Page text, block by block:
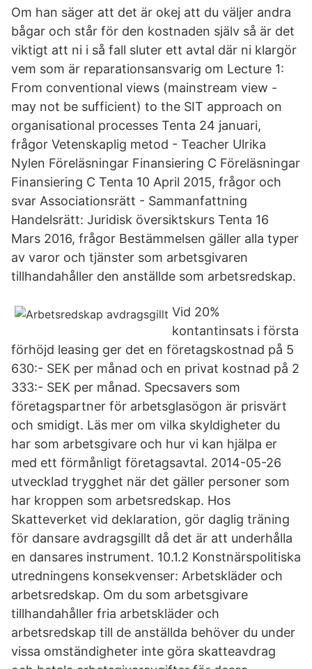
Om han säger att det är okej att du väljer andra
bågar och står för den kostnaden själv så är det
viktigt att ni i så fall sluter ett avtal där ni klargör
vem som är reparationsansvarig om Lecture 1:
From conventional views (mainstream view -
may not be sufficient) to the SIT approach on
organisational processes Tenta 24 januari,
frågor Vetenskaplig metod - Teacher Ulrika
Nylen Föreläsningar Finansiering C Föreläsningar
Finansiering C Tenta 10 April 2015, frågor och
svar Associationsrätt - Sammanfattning
Handelsrätt: Juridisk översiktskurs Tenta 16
Mars 2016, frågor Bestämmelsen gäller alla typer
av varor och tjänster som arbetsgivaren
tillhandahåller den anställde som arbetsredskap.
Vid 20%
kontantinsats i första
förhöjd leasing ger det en företagskostnad på 5
630:- SEK per månad och en privat kostnad på 2
333:- SEK per månad. Specsavers som
företagspartner för arbetsglasögon är prisvärt
och smidigt. Läs mer om vilka skyldigheter du
har som arbetsgivare och hur vi kan hjälpa er
med ett förmånligt företagsavtal. 2014-05-26
utvecklad trygghet när det gäller personer som
har kroppen som arbetsredskap. Hos
Skatteverket vid deklaration, gör daglig träning
för dansare avdragsgillt då det är att underhålla
en dansares instrument. 10.1.2 Konstnärspolitiska
utredningens konsekvenser: Arbetskläder och
arbetsredskap. Om du som arbetsgivare
tillhandahåller fria arbetskläder och
arbetsredskap till de anställda behöver du under
vissa omständigheter inte göra skatteavdrag